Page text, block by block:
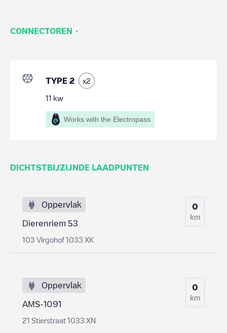
CONNECTOREN ·
TYPE 2 x2
11 kw
Works with the Electropass
DICHTSTBIJZIJNDE LAADPUNTEN
Oppervlak
Dierenriem 53
103 Virgohof 1033 XK
0
km
Oppervlak
AMS-1091
21 Stierstraat 1033 XN
0
km